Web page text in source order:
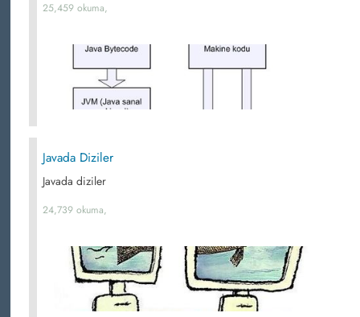
25,459 okuma,
Javada Diziler
Javada diziler
24,739 okuma,